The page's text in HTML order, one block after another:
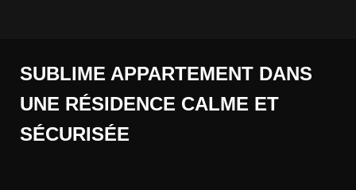
SUBLIME APPARTEMENT DANS
UNE RÉSIDENCE CALME ET
SÉCURISÉE